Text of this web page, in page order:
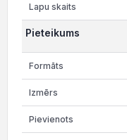
Pieteikums